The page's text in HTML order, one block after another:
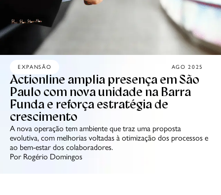
EXPANSÃO AGO 2025
Actionline amplia presença em São
Paulo com nova unidade na Barra
Funda e reforça estratégia de
crescimento
A nova operação tem ambiente que traz uma proposta
evolutiva, com melhorias voltadas à otimização dos processos e
ao bem-estar dos colaboradores.
Por Rogério Domingos